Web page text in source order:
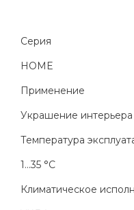
Серия
HOME
Применение
Украшение интерьера
Температура
1...35 °C
Климатическое